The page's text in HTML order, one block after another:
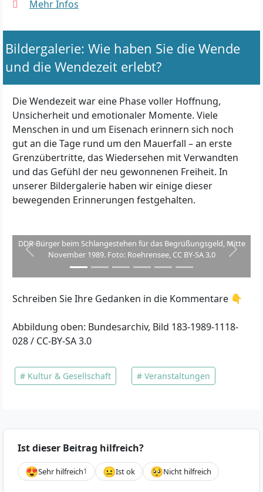
Mehr Infos
Bildergalerie: Wie haben Sie die Wende
und die Wendezeit erlebt?
Die Wendezeit war eine Phase voller Hoffnung,
Unsicherheit und emotionaler Momente. Viele
Menschen in und um Eisenach erinnern sich noch
gut an die Tage rund um den Mauerfall – an erste
Grenzübertritte, das Wiedersehen mit Verwandten
und das Gefühl der neu gewonnenen Freiheit. In
unserer Bildergalerie haben wir einige dieser
bewegenden Erinnerungen festgehalten.
DDR-Bürger beim Schlangestehen für das Begrüßungsgeld, Mitte
November 1989. Foto: Roehrensee, CC BY-SA 3.0
Zurück Weiter
Schreiben Sie Ihre Gedanken in die Kommentare 👇
Abbildung oben: Bundesarchiv, Bild 183-1989-1118-
028 / CC-BY-SA 3.0
Kultur & Gesellschaft Veranstaltungen
Ist dieser Beitrag hilfreich?
😍Sehr hilfreich1 😐Ist ok 🥺Nicht hilfreich